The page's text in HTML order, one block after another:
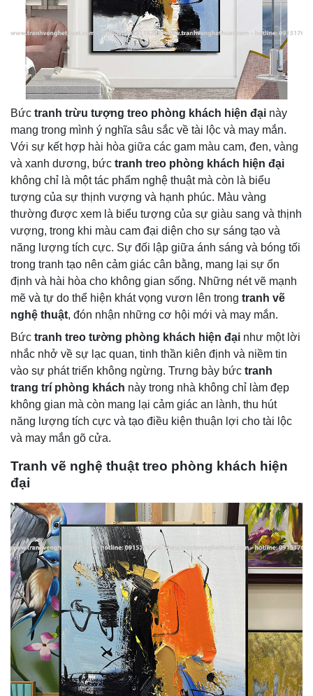
Bức tranh trừu tượng treo phòng khách hiện đại này
mang trong mình ý nghĩa sâu sắc về tài lộc và may mắn.
Với sự kết hợp hài hòa giữa các gam màu cam, đen, vàng
và xanh dương, bức tranh treo phòng khách hiện đại
không chỉ là một tác phẩm nghệ thuật mà còn là biểu
tượng của sự thịnh vượng và hạnh phúc. Màu vàng
thường được xem là biểu tượng của sự giàu sang và thịnh
vượng, trong khi màu cam đại diện cho sự sáng tạo và
năng lượng tích cực. Sự đối lập giữa ánh sáng và bóng tối
trong tranh tạo nên cảm giác cân bằng, mang lại sự ổn
định và hài hòa cho không gian sống. Những nét vẽ mạnh
mẽ và tự do thể hiện khát vọng vươn lên trong tranh vẽ
nghệ thuật, đón nhận những cơ hội mới và may mắn.
Bức tranh treo tường phòng khách hiện đại như một lời
nhắc nhở về sự lạc quan, tinh thần kiên định và niềm tin
vào sự phát triển không ngừng. Trưng bày bức tranh
trang trí phòng khách này trong nhà không chỉ làm đẹp
không gian mà còn mang lại cảm giác an lành, thu hút
năng lượng tích cực và tạo điều kiện thuận lợi cho tài lộc
và may mắn gõ cửa.
Tranh vẽ nghệ thuật treo phòng khách hiện
đại